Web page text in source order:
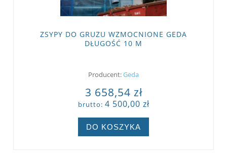
ZSYPY DO GRUZU WZMOCNIONE GEDA
DŁUGOŚĆ 10 M
Producent:Geda
3 658,54 zł
brutto: 4 500,00 zł
DO KOSZYKA